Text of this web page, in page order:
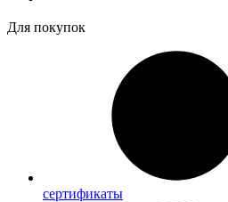
Для покупок
сертификаты